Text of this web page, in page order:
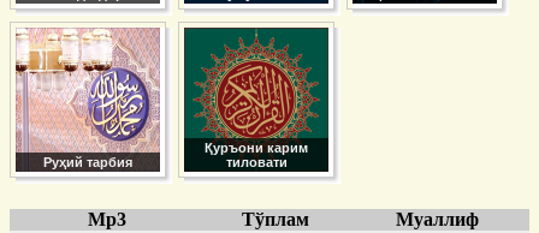
Руҳий тарбия
Қуръони карим
тиловати
Mp3 Тўплам
Муаллиф